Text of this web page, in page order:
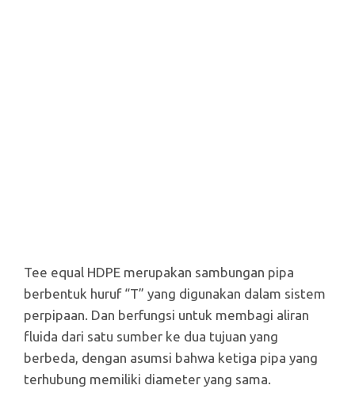
Tee equal HDPE merupakan sambungan pipa
berbentuk huruf “T” yang digunakan dalam sistem
perpipaan. Dan berfungsi untuk membagi aliran
fluida dari satu sumber ke dua tujuan yang
berbeda, dengan asumsi bahwa ketiga pipa yang
terhubung memiliki diameter yang sama.